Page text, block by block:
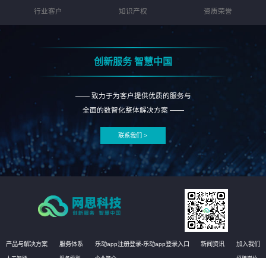
行业客户 知识产权 资质荣誉
创新服务 智慧中国
—— 致力于为客户提供优质的服务与
全面的数智化整体解决方案 ——
联系我们 >
产品与解决方案 服务体系 乐动app注册登录-乐动app登录入口 新闻资讯 加入我们